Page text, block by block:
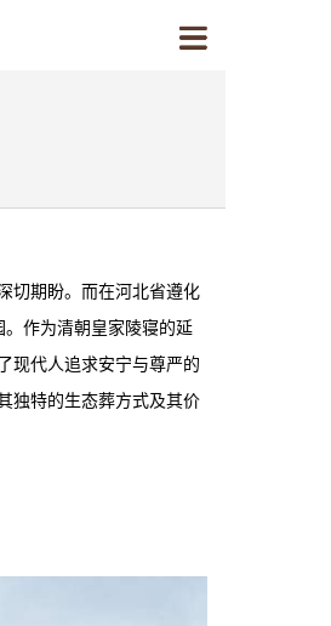
切期盼。而在河北省遵化
。作为清朝皇家陵寝的延
现代人追求安宁与尊严的
独特的生态葬方式及其价